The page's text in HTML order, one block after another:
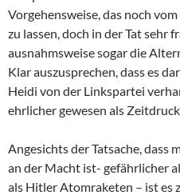
Vorgehensweise, das noch
zu lassen, doch in der Tat sehr
ausnahmsweise sogar die
Klar auszusprechen, dass es
Heidi von der Linkspartei
ehrlicher gewesen als
Angesichts der Tatsache, dass
an der Macht ist- gefährlicher
als Hitler Atomraketen – ist es